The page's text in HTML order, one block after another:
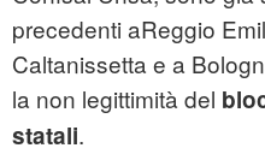
precedenti aReggio
Caltanissetta e a
la non legittimità del
statali.